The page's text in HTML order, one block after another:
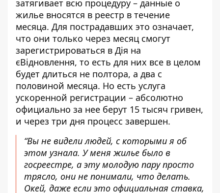
затягивает всю процедуру – данные о
жилье вносятся в реестр в течение
месяца. Для пострадавших это означает,
что они только через месяц смогут
зарегистрироваться в Дія на
єВідновлення, то есть для них все в целом
будет длиться не полтора, а два с
половиной месяца. Но есть услуга
ускоренной регистрации – абсолютно
официально за нее берут 15 тысяч гривен,
и через три дня процесс завершен.
“Вы не видели людей, с которыми я об
этом узнала. У меня жилье было в
госреестре, а эту молодую пару просто
трясло, они не понимали, что делать.
Окей, даже если это официальная ставка,